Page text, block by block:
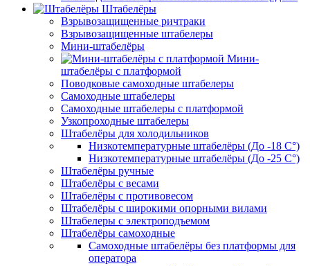
Штабелёры
Взрывозащищенные ричтраки
Взрывозащищенные штабелеры
Мини-штабелёры
Мини-
штабелёры с платформой
Поводковые самоходные штабелеры
Самоходные штабелеры
Самоходные штабелеры с платформой
Узкопроходные штабелеры
Штабелёры для холодильников
Низкотемпературные штабелёры (До -18 C°)
Низкотемпературные штабелёры (До -25 C°)
Штабелёры ручные
Штабелёры с весами
Штабелёры с противовесом
Штабелёры с широкими опорными вилами
Штабелеры с электроподъемом
Штабелёры самоходные
Самоходные штабелёры без платформы для
оператора